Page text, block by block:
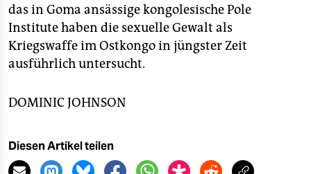
das in Goma ansässige kongolesische Pole
Institute haben die sexuelle Gewalt als
Kriegswaffe im Ostkongo in jüngster Zeit
ausführlich untersucht.
DOMINIC JOHNSON
Diesen Artikel teilen